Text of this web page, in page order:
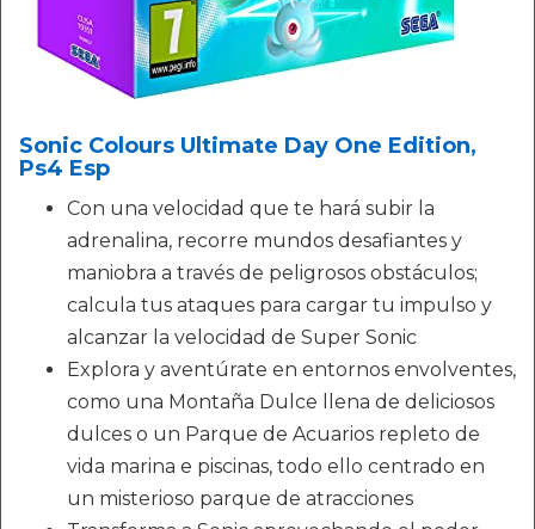
Sonic Colours Ultimate Day One Edition,
Ps4 Esp
Con una velocidad que te hará subir la
adrenalina, recorre mundos desafiantes y
maniobra a través de peligrosos obstáculos;
calcula tus ataques para cargar tu impulso y
alcanzar la velocidad de Super Sonic
Explora y aventúrate en entornos envolventes,
como una Montaña Dulce llena de deliciosos
dulces o un Parque de Acuarios repleto de
vida marina e piscinas, todo ello centrado en
un misterioso parque de atracciones